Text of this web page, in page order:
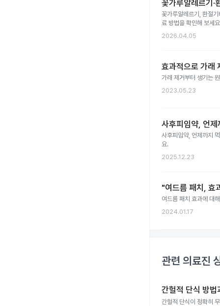
꽃가루알레르기·
꽃가루알레르기, 환절
료 방법을 확인해 보세
2026.04.05
효과적으로 가래
가래 제거부터 생기는
2023.05.23
사후피임약, 언제
사후피임약, 언제까지
요.
2025.12.23
"여드름 패치, 효
여드름 패치 효과에 대
2024.01.17
관련 의료진
간헐적 단식 방
간헐적 단식이 정확히